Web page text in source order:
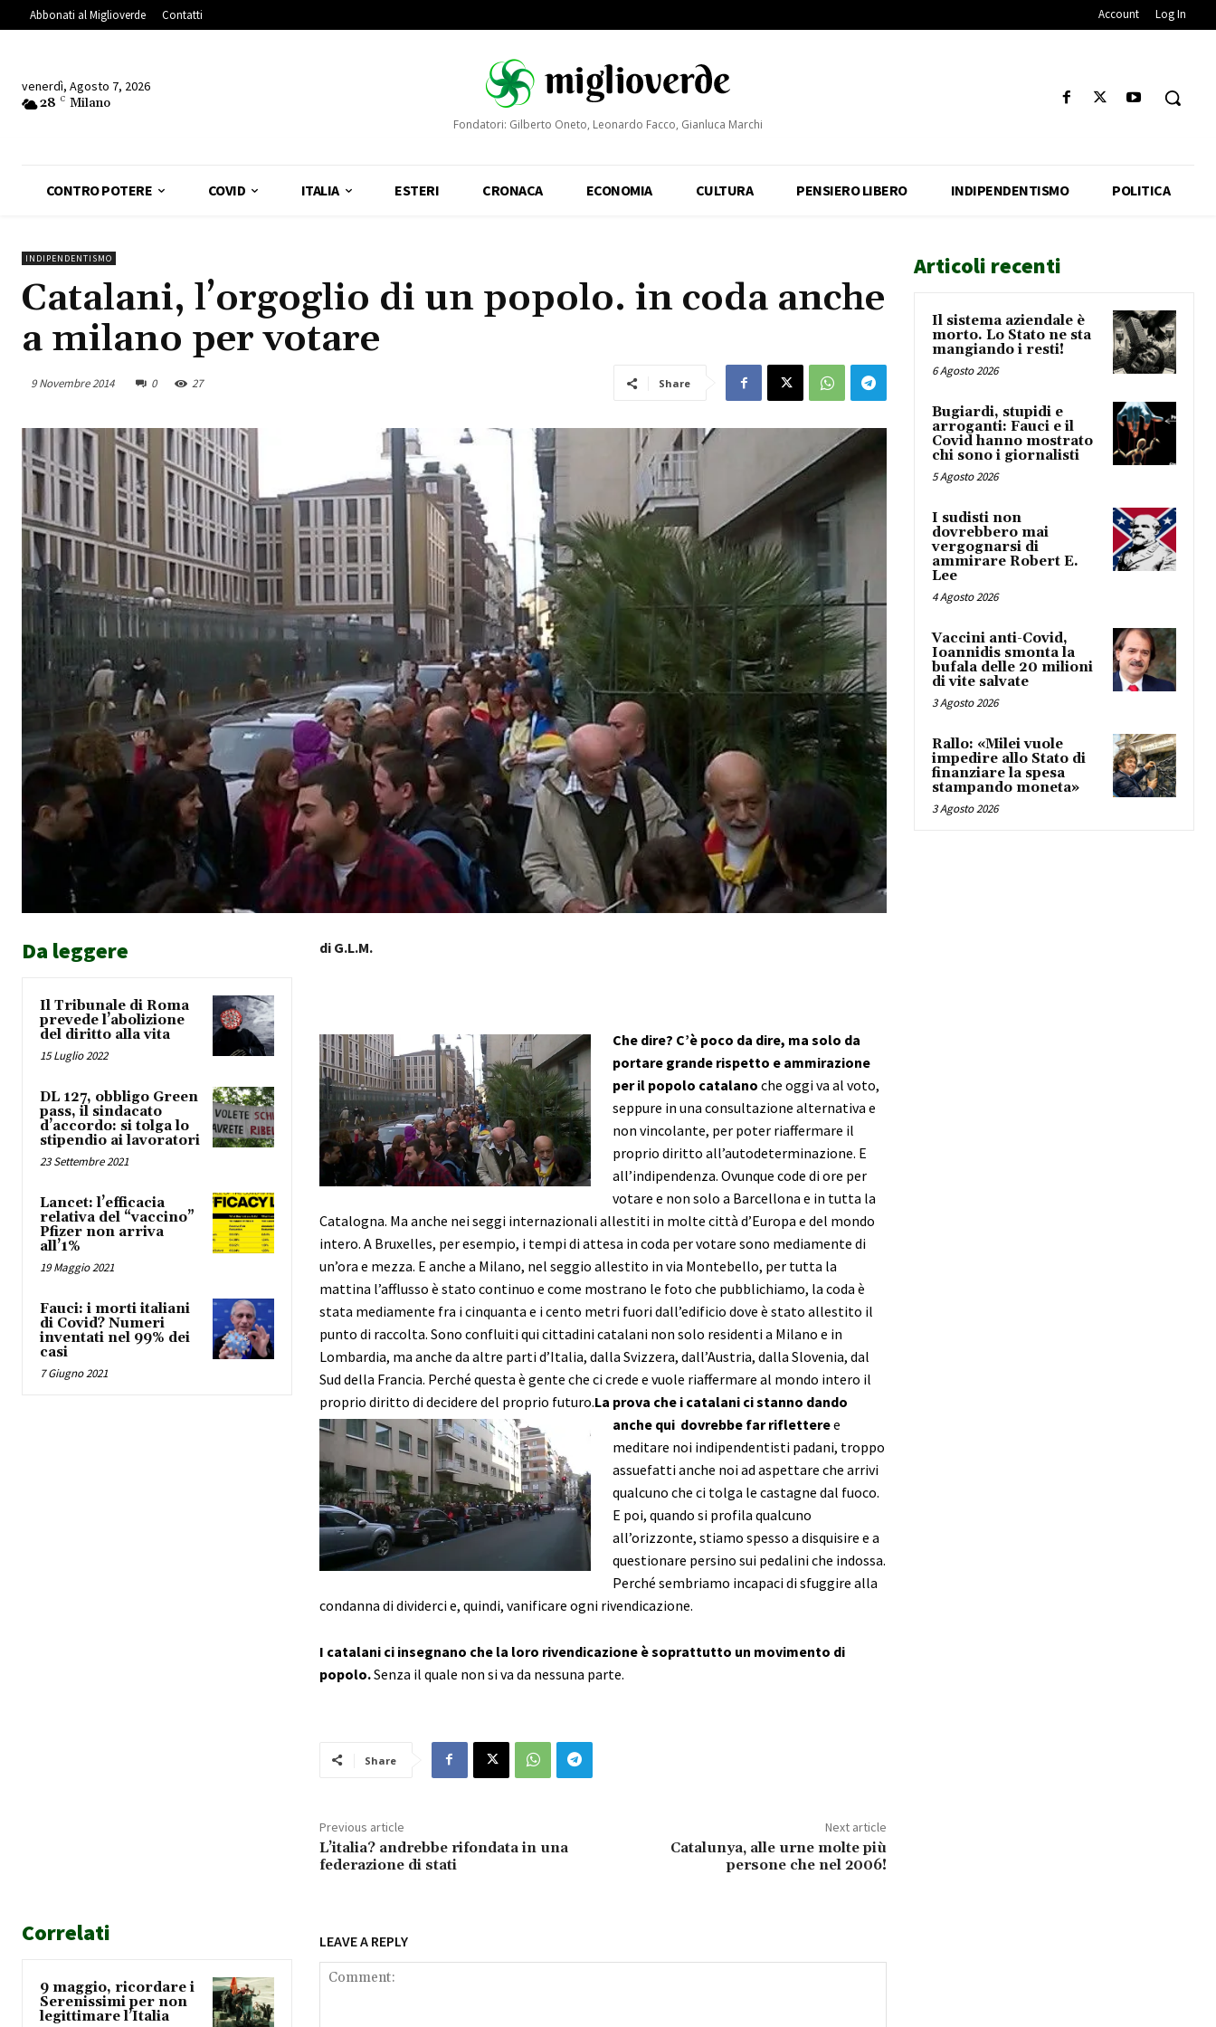
Abbonati al Miglioverde Contatti Account Log In
venerdì, Agosto 7, 2026
28 C Milano
Fondatori: Gilberto Oneto, Leonardo Facco, Gianluca Marchi
CONTRO POTERE COVID ITALIA ESTERI CRONACA ECONOMIA CULTURA PENSIERO LIBERO INDIPENDENTISMO POLITICA
INDIPENDENTISMO
Catalani, l’orgoglio di un popolo. in coda anche
a milano per votare
9 Novembre 2014 0 27 Share
Da leggere
Il Tribunale di Roma
prevede l’abolizione
del diritto alla vita
15 Luglio 2022
DL 127, obbligo Green
pass, il sindacato
d’accordo: si tolga lo
stipendio ai lavoratori
23 Settembre 2021
Lancet: l’efficacia
relativa del “vaccino”
Pfizer non arriva
all’1%
19 Maggio 2021
Fauci: i morti italiani
di Covid? Numeri
inventati nel 99% dei
casi
7 Giugno 2021
di G.L.M.
Che dire? C’è poco da dire, ma solo da
portare grande rispetto e ammirazione
per il popolo catalano che oggi va al voto,
seppure in una consultazione alternativa e
non vincolante, per poter riaffermare il
proprio diritto all’autodeterminazione. E
all’indipendenza. Ovunque code di ore per
votare e non solo a Barcellona e in tutta la
Catalogna. Ma anche nei seggi internazionali allestiti in molte città d’Europa e del mondo
intero. A Bruxelles, per esempio, i tempi di attesa in coda per votare sono mediamente di
un’ora e mezza. E anche a Milano, nel seggio allestito in via Montebello, per tutta la
mattina l’afflusso è stato continuo e come mostrano le foto che pubblichiamo, la coda è
stata mediamente fra i cinquanta e i cento metri fuori dall’edificio dove è stato allestito il
punto di raccolta. Sono confluiti qui cittadini catalani non solo residenti a Milano e in
Lombardia, ma anche da altre parti d’Italia, dalla Svizzera, dall’Austria, dalla Slovenia, dal
Sud della Francia. Perché questa è gente che ci crede e vuole riaffermare al mondo intero il
proprio diritto di decidere del proprio futuro.La prova che i catalani ci stanno dando
anche qui dovrebbe far rifletteree
meditare noi indipendentisti padani, troppo
assuefatti anche noi ad aspettare che arrivi
qualcuno che ci tolga le castagne dal fuoco.
E poi, quando si profila qualcuno
all’orizzonte, stiamo spesso a disquisire e a
questionare persino sui pedalini che indossa.
Perché sembriamo incapaci di sfuggire alla
condanna di dividerci e, quindi, vanificare ogni rivendicazione.
I catalani ci insegnano che la loro rivendicazione è soprattutto un movimento di
popolo.Senza il quale non si va da nessuna parte.
Share
Previous article
L’italia? andrebbe rifondata in una
federazione di stati
Next article
Catalunya, alle urne molte più
persone che nel 2006!
Correlati
9 maggio, ricordare i
Serenissimi per non
legittimare l’Italia
LEAVE A REPLY
Articoli recenti
Il sistema aziendale è
morto. Lo Stato ne sta
mangiando i resti!
6 Agosto 2026
Bugiardi, stupidi e
arroganti: Fauci e il
Covid hanno mostrato
chi sono i giornalisti
5 Agosto 2026
I sudisti non
dovrebbero mai
vergognarsi di
ammirare Robert E.
Lee
4 Agosto 2026
Vaccini anti-Covid,
Ioannidis smonta la
bufala delle 20 milioni
di vite salvate
3 Agosto 2026
Rallo: «Milei vuole
impedire allo Stato di
finanziare la spesa
stampando moneta»
3 Agosto 2026